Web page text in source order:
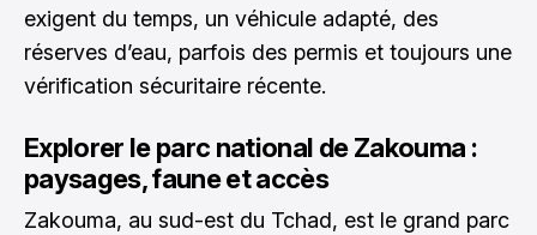
exigent du temps, un véhicule adapté, des
réserves d’eau, parfois des permis et toujours une
vérification sécuritaire récente.
Explorer le parc national de Zakouma :
paysages, faune et accès
Zakouma, au sud-est du Tchad, est le grand parc